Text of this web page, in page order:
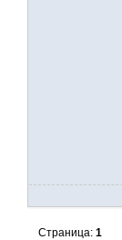
Страница:1